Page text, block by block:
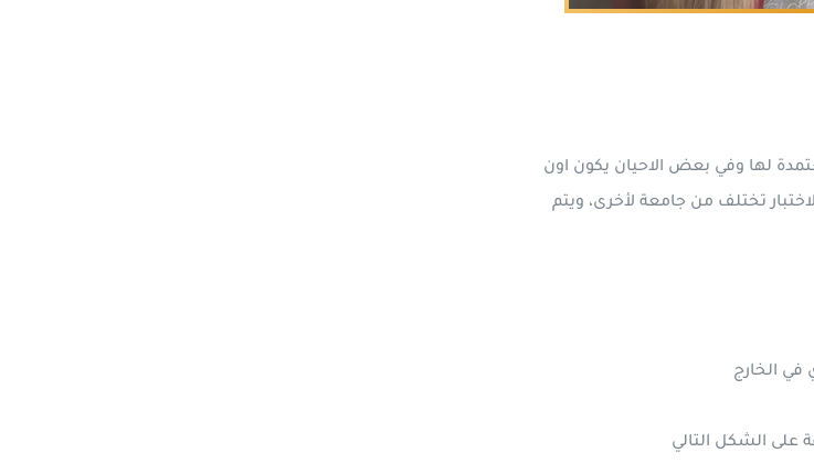
لها وفي بعض الاحيان يكون اون
تختلف من جامعة لأخرى، ويتم
في الخارج